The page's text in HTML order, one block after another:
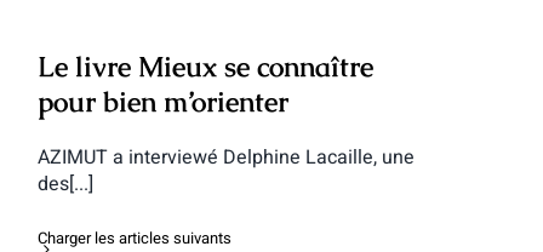
Le livre Mieux se connaître
pour bien m’orienter
AZIMUT a interviewé Delphine Lacaille, une
des[...]
Charger les articles suivants